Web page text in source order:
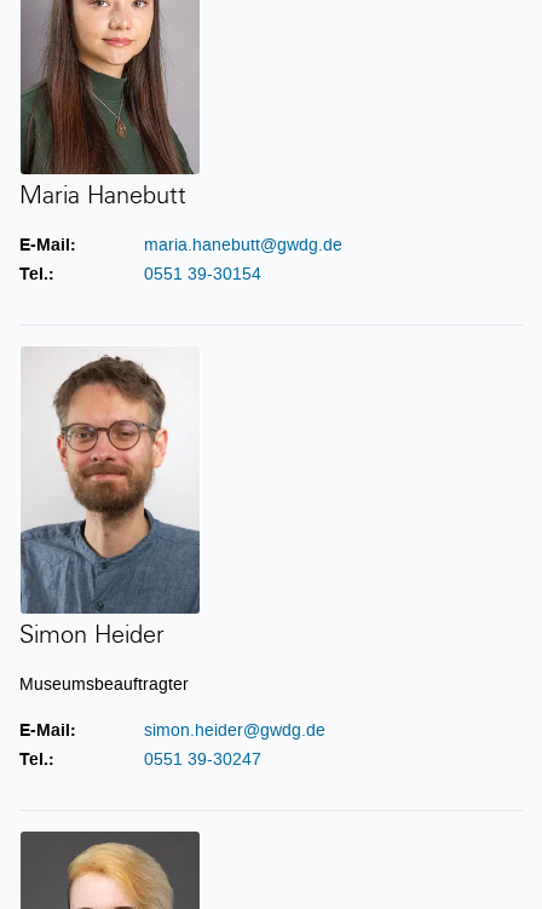
Maria Hanebutt
E-Mail:
maria.hanebutt@gwdg.de
Tel.:
0551 39-30154
Simon Heider
Museumsbeauftragter
E-Mail:
simon.heider@gwdg.de
Tel.:
0551 39-30247